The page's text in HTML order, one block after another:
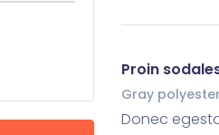
Proin
Gray
Donec